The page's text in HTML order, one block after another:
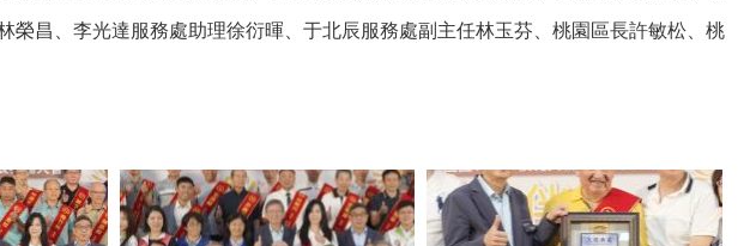
昌、李光達服務處助理徐衍暉、于北辰服務處副主任林玉芬、桃園區長許敏松、桃